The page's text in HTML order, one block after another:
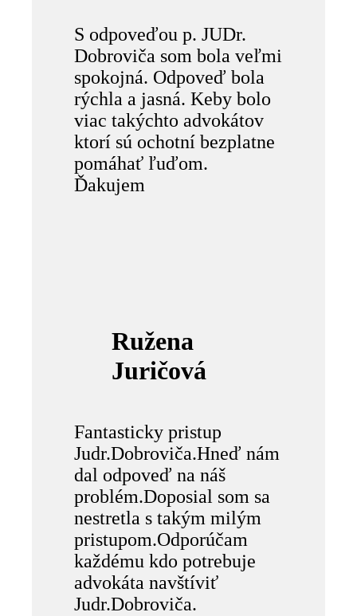
S odpoveďou p. JUDr.
Dobroviča som bola veľmi
spokojná. Odpoveď bola
rýchla a jasná. Keby bolo
viac takýchto advokátov
ktorí sú ochotní bezplatne
pomáhať ľuďom.
Ďakujem
Ružena
Juričová
Fantasticky pristup
Judr.Dobroviča.Hneď nám
dal odpoveď na náš
problém.Doposial som sa
nestretla s takým milým
pristupom.Odporúčam
každému kdo potrebuje
advokáta navštíviť
Judr.Dobroviča.